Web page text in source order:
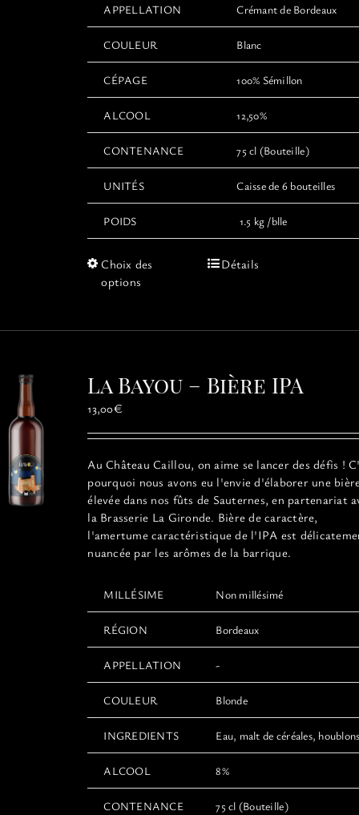
APPELLATION Crémant de Bordeaux
COULEUR Blanc
CÉPAGE 100% Sémillon
ALCOOL 12,50%
CONTENANCE 75 cl (Bouteille)
UNITÉS Caisse de 6 bouteilles
POIDS 1.5 kg /blle
Choix des
options
Ce
variations.
peuvent
sur
page
du
produit
Détails
La Bayou – Bière IPA
13,00€
Au Château Caillou, on aime se lancer des défis !
pourquoi nous avons eu l'envie d'élaborer une
élevée dans nos fûts de Sauternes, en partenariat
la Brasserie La Gironde. Bière de caractère,
l'amertume caractéristique de l'IPA est
nuancée par les arômes de la barrique.
MILLÉSIME Non millésimé
RÉGION Bordeaux
APPELLATION -
COULEUR Blonde
INGREDIENTS Eau, malt de céréales,
ALCOOL 8%
CONTENANCE 75 cl (Bouteille)